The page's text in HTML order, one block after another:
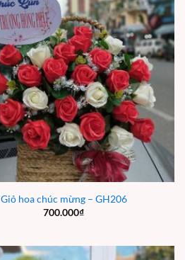
Giỏ hoa chúc mừng – GH206
700.000₫